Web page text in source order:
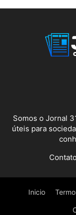
Somos o Jornal
úteis para
Inicio